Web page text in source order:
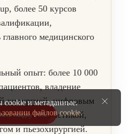
более 50 курсов
главного медицинского
опыт: более 10 000
владение
хирургией, цифровым
костной пластикой,
и пьезохирургией.
скидку 50%!
и метаданные.
файлов cookie.